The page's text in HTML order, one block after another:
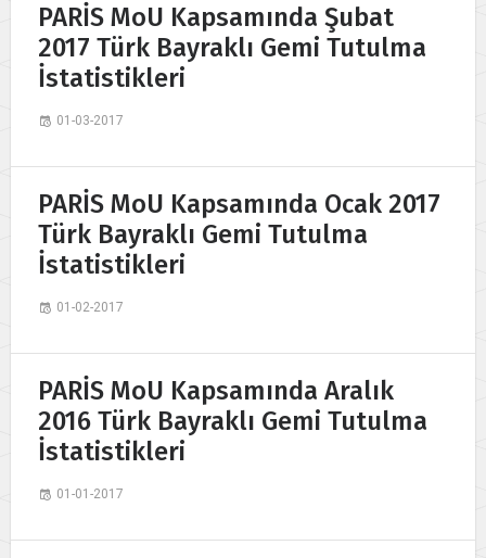
PARİS MoU Kapsamında Şubat
2017 Türk Bayraklı Gemi Tutulma
İstatistikleri
01-03-2017
PARİS MoU Kapsamında Ocak 2017
Türk Bayraklı Gemi Tutulma
İstatistikleri
01-02-2017
PARİS MoU Kapsamında Aralık
2016 Türk Bayraklı Gemi Tutulma
İstatistikleri
01-01-2017